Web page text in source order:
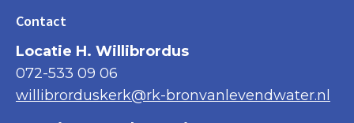
Contact
Locatie H. Willibrordus
072-533 09 06
willibrorduskerk@rk-bronvanlevendwater.nl